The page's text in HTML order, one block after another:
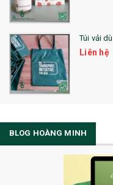
Túi vải
Liên hệ
BLOG HOÀNG MINH